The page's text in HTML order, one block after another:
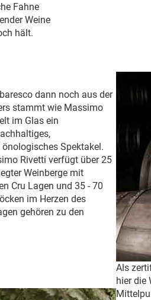
Fahne
Weine
hält.
dann noch aus der
stammt wie Massimo
im Glas ein
Spektakel.
Rivetti verfügt über 25
Weinberge mit
Cru Lagen und 35 - 70
im Herzen des
gehören zu den
Als
hier die